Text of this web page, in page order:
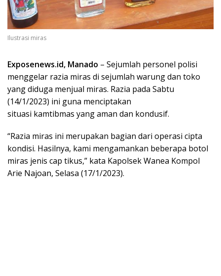
Ilustrasi miras
Exposenews.id, Manado – Sejumlah personel polisi
menggelar razia miras di sejumlah warung dan toko
yang diduga menjual miras. Razia pada Sabtu
(14/1/2023) ini guna menciptakan
situasi kamtibmas yang aman dan kondusif.
“Razia miras ini merupakan bagian dari operasi cipta
kondisi. Hasilnya, kami mengamankan beberapa botol
miras jenis cap tikus,” kata Kapolsek Wanea Kompol
Arie Najoan, Selasa (17/1/2023).